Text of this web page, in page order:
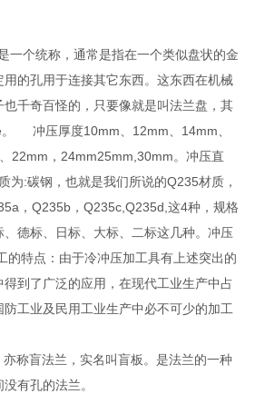
个统称，通常是指在一个类似盘状的金
用的孔用于连接其它东西。这东西在机械
也千奇百怪的，只要像就是叫法兰盘，其
冲压厚度10mm、12mm、14mm、
22mm，24mm25mm,30mm。冲压直
为:碳钢，也就是我们所说的Q235材质，
，Q235b，Q235c,Q235d,这4种，规格
、德标、日标、大标、二标这几种。冲压
的特点：由于冷冲压加工具有上述突出的
到了广泛的应用，在现代工业生产中占
工业及民用工业生产中必不可少的加工
称盲法兰，实名叫盲板。是法兰的一种
有孔的法兰。